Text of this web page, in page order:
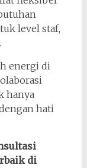
level staf,
energi di
hanya
hati
di